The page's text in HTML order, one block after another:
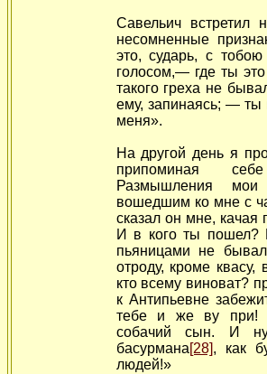
Савельич встретил
несомненные
это, сударь, с
голосом,— где ты это
такого греха не
ему, запинаясь; — ты
меня».
На другой день я
припоминая
Размышления
вошедшим ко мне с
сказал он мне,
И в кого ты пошел?
пьяницами не
отроду, кроме
кто всему виноват?
к Антипьевне
тебе и же ву при!
собачий сын. И
басурмана[28], как
людей!»